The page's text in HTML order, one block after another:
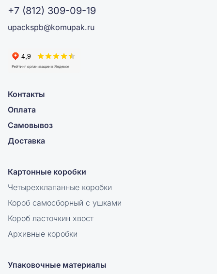
+7 (812) 309-09-19
upackspb@komupak.ru
Контакты
Оплата
Самовывоз
Доставка
Картонные коробки
Четырехклапанные коробки
Короб самосборный с ушками
Короб ласточкин хвост
Архивные коробки
Упаковочные материалы